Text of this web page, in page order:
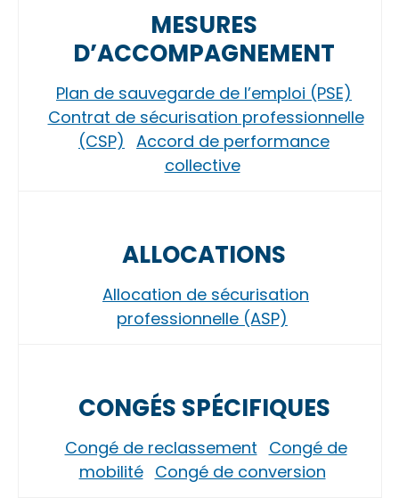
MESURES
D’ACCOMPAGNEMENT
Plan de sauvegarde de l’emploi (PSE)
Contrat de sécurisation professionnelle
(CSP) Accord de performance
collective
ALLOCATIONS
Allocation de sécurisation
professionnelle (ASP)
CONGÉS SPÉCIFIQUES
Congé de reclassement Congé de
mobilité Congé de conversion